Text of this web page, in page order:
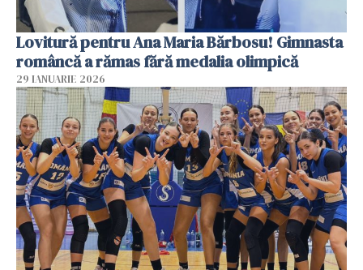
Lovitură pentru Ana Maria Bărbosu! Gimnasta
româncă a rămas fără medalia olimpică
29 IANUARIE 2026